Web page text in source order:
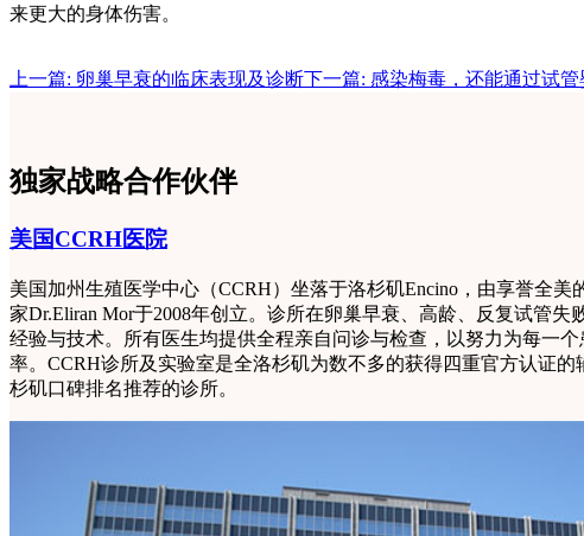
来更大的身体伤害。
上一篇: 卵巢早衰的临床表现及诊断下一篇: 感染梅毒，还能通过试管
独家战略合作伙伴
美国CCRH医院
美国加州生殖医学中心（CCRH）坐落于洛杉矶Encino，由享誉全美
家Dr.Eliran Mor于2008年创立。诊所在卵巢早衰、高龄、反复试管失
经验与技术。所有医生均提供全程亲自问诊与检查，以努力为每一
率。CCRH诊所及实验室是全洛杉矶为数不多的获得四重官方认证的
杉矶口碑排名推荐的诊所。